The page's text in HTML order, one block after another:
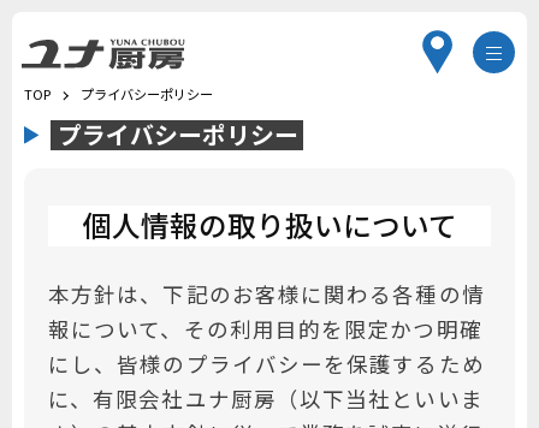
TOP プライバシーポリシー
プライバシーポリシー
個人情報の取り扱いについて
本方針は、下記のお客様に関わる各種の情
報について、その利用目的を限定かつ明確
にし、皆様のプライバシーを保護するため
に、有限会社ユナ厨房（以下当社といいま